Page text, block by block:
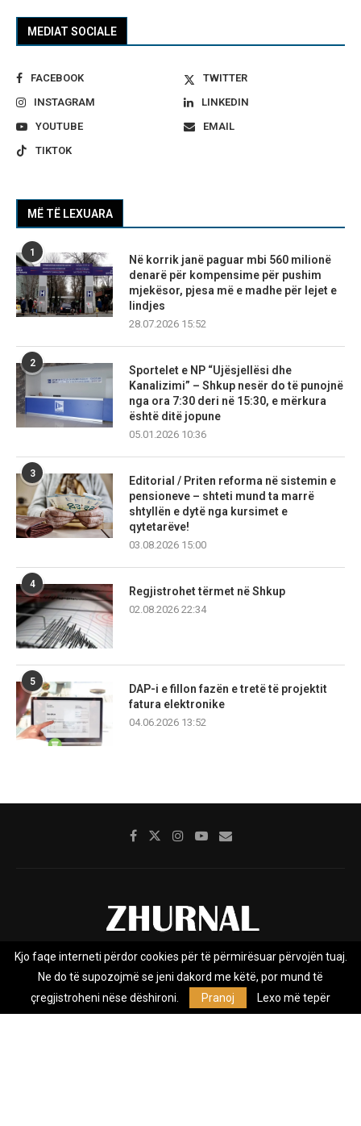
MEDIAT SOCIALE
FACEBOOK
TWITTER
INSTAGRAM
LINKEDIN
YOUTUBE
EMAIL
TIKTOK
MË TË LEXUARA
1
Në korrik janë paguar mbi 560 milionë
denarë për kompensime për pushim
mjekësor, pjesa më e madhe për lejet e
lindjes
28.07.2026 15:52
2
Sportelet e NP “Ujësjellësi dhe
Kanalizimi” – Shkup nesër do të punojnë
nga ora 7:30 deri në 15:30, e mërkura
është ditë jopune
05.01.2026 10:36
3
Editorial / Priten reforma në sistemin e
pensioneve – shteti mund ta marrë
shtyllën e dytë nga kursimet e
qytetarëve!
03.08.2026 15:00
4
Regjistrohet tërmet në Shkup
02.08.2026 22:34
5
DAP-i e fillon fazën e tretë të projektit
fatura elektronike
04.06.2026 13:52
Rreth nesh Impresumi Marketing
Kontakt
Privacy Policy
Zhurnal.mk është Agjenci e Lajmeve e pavarur, e themeluar në vitin
Kjo faqe interneti përdor cookies për të përmirësuar përvojën tuaj.
Ne do të supozojmë se jeni dakord me këtë, por mund të
çregjistroheni nëse dëshironi.
Pranoj Lexo më tepër